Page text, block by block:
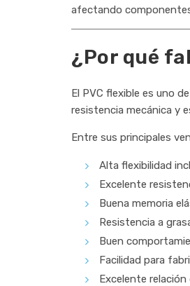
afectando
¿Por qué
El PVC flexible es uno
resistencia mecánica y
Entre sus principales
Alta flexibilidad
Excelente
Buena memoria
Resistencia a
Buen
Facilidad para
Excelente